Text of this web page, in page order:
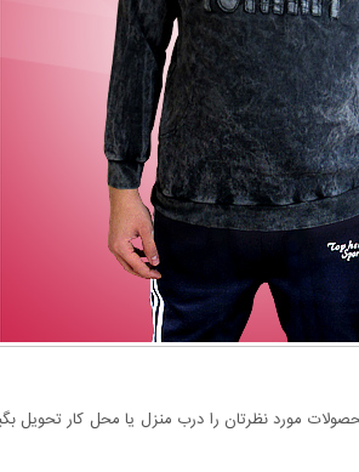
مورد نظرتان را درب منزل یا محل کار تحویل